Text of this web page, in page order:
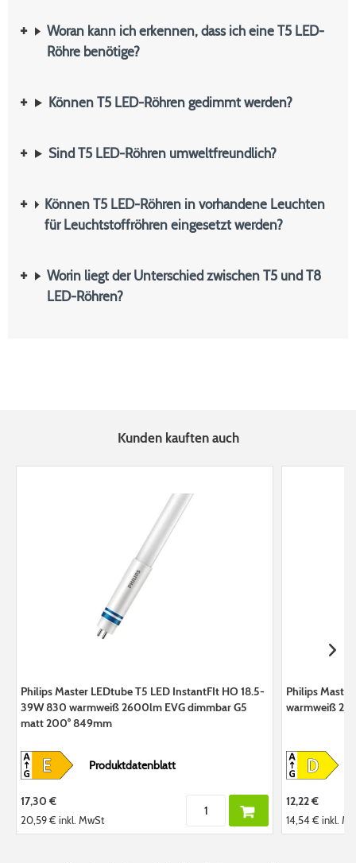
Woran kann ich erkennen, dass ich eine T5 LED-
Röhre benötige?
Können T5 LED-Röhren gedimmt werden?
Sind T5 LED-Röhren umweltfreundlich?
Können T5 LED-Röhren in vorhandene Leuchten
für Leuchtstoffröhren eingesetzt werden?
Worin liegt der Unterschied zwischen T5 und T8
LED-Röhren?
Kunden kauften auch
Philips Master LEDtube T5 LED InstantFIt HO 18.5-
39W 830 warmweiß 2600lm EVG dimmbar G5
matt 200° 849mm
Produktdatenblatt
17,30 €
20,59 € inkl. MwSt
Philips
warmweiß
12,22 €
14,54 €inkl.